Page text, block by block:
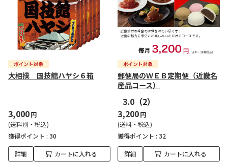
大相撲 国技館ハヤシ６箱
3,000円
(送料別・税込)
獲得ポイント : 30
詳細 カートに入れる
郵便局のＷＥＢ定期便（近畿名
産品コース）
3.0 （2）
3,200円
(送料・税込)
獲得ポイント : 32
詳細 カートに入れる